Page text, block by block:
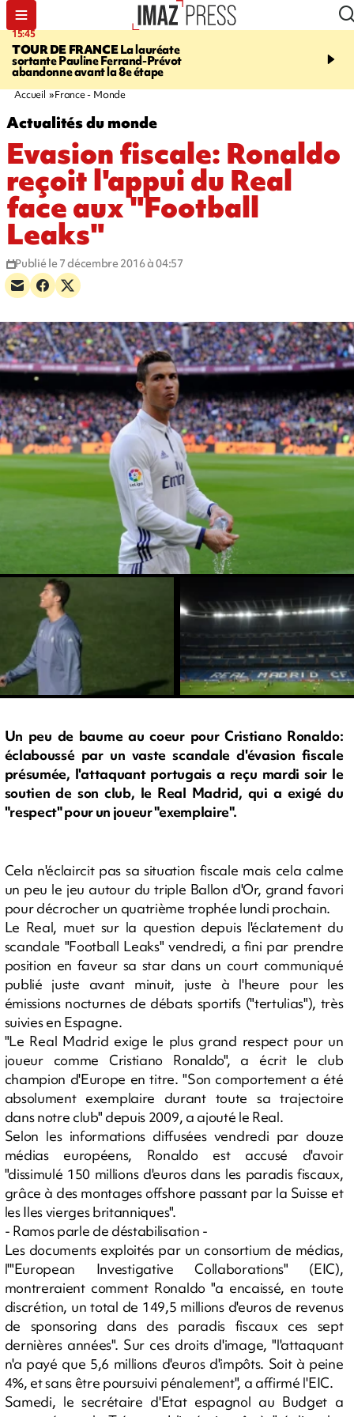
15:45
TOUR DE FRANCELa lauréate
sortante Pauline Ferrand-Prévot
abandonne avant la 8e étape
20:17
routière, concours de
Accueil France - Monde
Actualités du monde
Evasion fiscale: Ronaldo
reçoit l'appui du Real
face aux "Football
Leaks"
Publié le 7 décembre 2016 à 04:57
Un peu de baume au coeur pour Cristiano Ronaldo:
éclaboussé par un vaste scandale d'évasion fiscale
présumée, l'attaquant portugais a reçu mardi soir le
soutien de son club, le Real Madrid, qui a exigé du
"respect" pour un joueur "exemplaire".
Cela n'éclaircit pas sa situation fiscale mais cela calme
un peu le jeu autour du triple Ballon d'Or, grand favori
pour décrocher un quatrième trophée lundi prochain.
Le Real, muet sur la question depuis l'éclatement du
scandale "Football Leaks" vendredi, a fini par prendre
position en faveur sa star dans un court communiqué
publié juste avant minuit, juste à l'heure pour les
émissions nocturnes de débats sportifs ("tertulias"), très
suivies en Espagne.
"Le Real Madrid exige le plus grand respect pour un
joueur comme Cristiano Ronaldo", a écrit le club
champion d'Europe en titre. "Son comportement a été
absolument exemplaire durant toute sa trajectoire
dans notre club" depuis 2009, a ajouté le Real.
Selon les informations diffusées vendredi par douze
médias européens, Ronaldo est accusé d'avoir
"dissimulé 150 millions d'euros dans les paradis fiscaux,
grâce à des montages offshore passant par la Suisse et
les Iles vierges britanniques".
- Ramos parle de déstabilisation -
Les documents exploités par un consortium de médias,
l'"European Investigative Collaborations" (EIC),
montreraient comment Ronaldo "a encaissé, en toute
discrétion, un total de 149,5 millions d'euros de revenus
de sponsoring dans des paradis fiscaux ces sept
dernières années". Sur ces droits d'image, "l'attaquant
n'a payé que 5,6 millions d'euros d'impôts. Soit à peine
4%, et sans être poursuivi pénalement", a affirmé l'EIC.
Samedi, le secrétaire d'Etat espagnol au Budget a